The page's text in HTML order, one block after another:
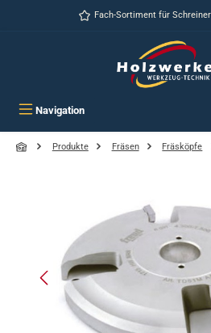
Zum Hauptinhalt springenFach-Sortiment für
Navigation
Produkte Fräsen Fräsköpfe